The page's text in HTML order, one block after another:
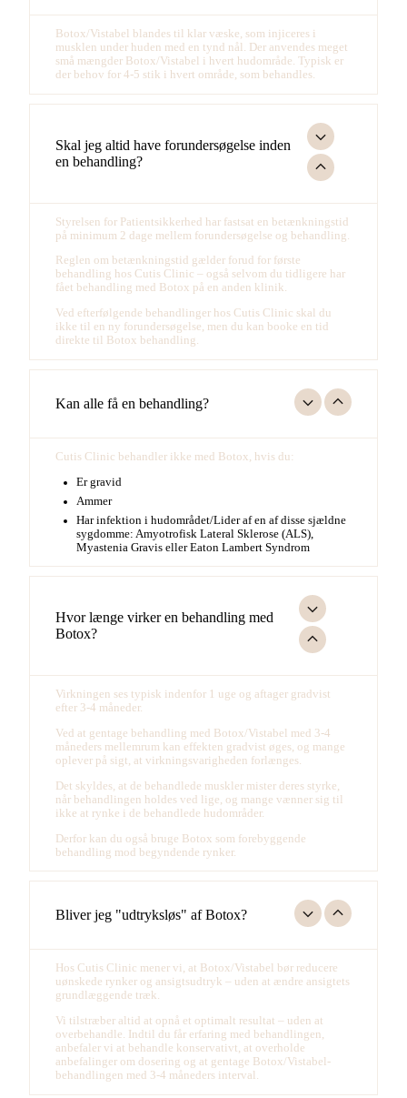
Botox/Vistabel blandes til klar væske, som injiceres i
musklen under huden med en tynd nål. Der anvendes meget
små mængder Botox/Vistabel i hvert hudområde. Typisk er
der behov for 4-5 stik i hvert område, som behandles.
Skal jeg altid have forundersøgelse inden
en behandling?
Styrelsen for Patientsikkerhed har fastsat en betænkningstid
på minimum 2 dage mellem forundersøgelse og behandling.
Reglen om betænkningstid gælder forud for første
behandling hos Cutis Clinic – også selvom du tidligere har
fået behandling med Botox på en anden klinik.
Ved efterfølgende behandlinger hos Cutis Clinic skal du
ikke til en ny forundersøgelse, men du kan booke en tid
direkte til Botox behandling.
Kan alle få en behandling?
Cutis Clinic behandler ikke med Botox, hvis du:
Er gravid
Ammer
Har infektion i hudområdet/Lider af en af disse sjældne
sygdomme: Amyotrofisk Lateral Sklerose (ALS),
Myastenia Gravis eller Eaton Lambert Syndrom
Hvor længe virker en behandling med
Botox?
Virkningen ses typisk indenfor 1 uge og aftager gradvist
efter 3-4 måneder.
Ved at gentage behandling med Botox/Vistabel med 3-4
måneders mellemrum kan effekten gradvist øges, og mange
oplever på sigt, at virkningsvarigheden forlænges.
Det skyldes, at de behandlede muskler mister deres styrke,
når behandlingen holdes ved lige, og mange vænner sig til
ikke at rynke i de behandlede hudområder.
Derfor kan du også bruge Botox som forebyggende
behandling mod begyndende rynker.
Bliver jeg "udtryksløs" af Botox?
Hos Cutis Clinic mener vi, at Botox/Vistabel bør reducere
uønskede rynker og ansigtsudtryk – uden at ændre ansigtets
grundlæggende træk.
Vi tilstræber altid at opnå et optimalt resultat – uden at
overbehandle. Indtil du får erfaring med behandlingen,
anbefaler vi at behandle konservativt, at overholde
anbefalinger om dosering og at gentage Botox/Vistabel-
behandlingen med 3-4 måneders interval.